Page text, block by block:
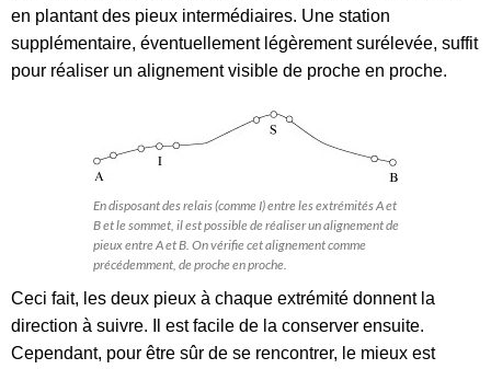
en plantant des pieux intermédiaires. Une station
supplémentaire, éventuellement légèrement surélevée, suffit
pour réaliser un alignement visible de proche en proche.
En disposant des relais (comme I) entre les extrémités A et
B et le sommet, il est possible de réaliser un alignement de
pieux entre A et B. On vérifie cet alignement comme
précédemment, de proche en proche.
Ceci fait, les deux pieux à chaque extrémité donnent la
direction à suivre. Il est facile de la conserver ensuite.
Cependant, pour être sûr de se rencontrer, le mieux est